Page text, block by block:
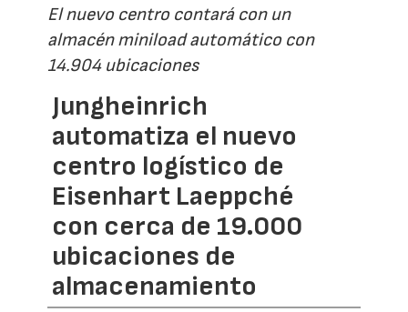
El nuevo centro contará con un
almacén miniload automático con
14.904 ubicaciones
Jungheinrich
automatiza el nuevo
centro logístico de
Eisenhart Laeppché
con cerca de 19.000
ubicaciones de
almacenamiento